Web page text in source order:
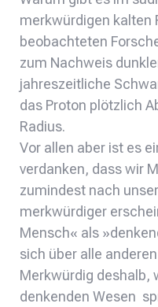
merkwürdigen kalten
beobachteten
zum Nachweis
jahreszeitliche
das Proton plötzlich
Radius.
Vor allen aber ist es
verdanken, dass wir
zumindest nach
merkwürdiger
Mensch« als
sich über alle
Merkwürdig deshalb,
denkenden Wesen